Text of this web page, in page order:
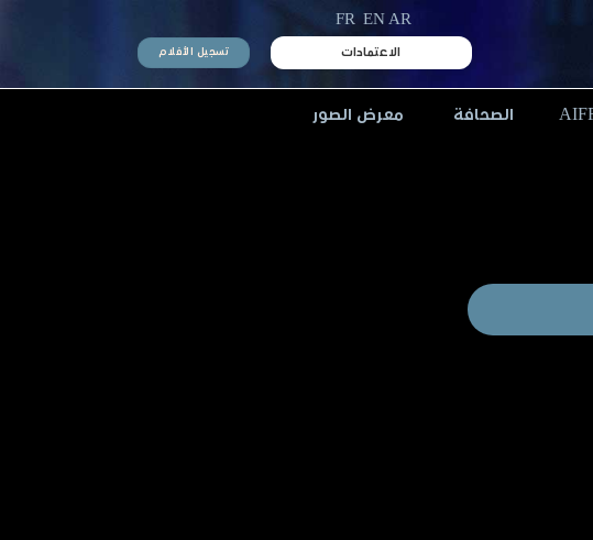
AR
EN
FR
الاعتمادات تسجيل الأفلام
الصحافة معرض الصور